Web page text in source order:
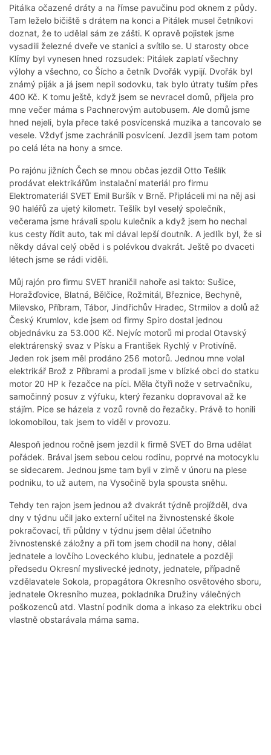
Pitálka očazené dráty a na římse pavučinu pod oknem z půdy.
Tam leželo bičiště s drátem na konci a Pitálek musel četníkovi
doznat, že to udělal sám ze zášti. K opravě pojistek jsme
vysadili železné dveře ve stanici a svítilo se. U starosty obce
Klímy byl vynesen hned rozsudek: Pitálek zaplatí všechny
výlohy a všechno, co Šícho a četník Dvořák vypijí. Dvořák byl
známý piják a já jsem nepil sodovku, tak bylo útraty tuším přes
400 Kč. K tomu ještě, když jsem se nevracel domů, přijela pro
mne večer máma s Pachnerovým autobusem. Ale domů jsme
hned nejeli, byla přece také posvícenská muzika a tancovalo se
vesele. Vždyť jsme zachránili posvícení. Jezdil jsem tam potom
po celá léta na hony a srnce.
Po rajónu jižních Čech se mnou občas jezdil Otto Tešlík
prodávat elektrikářům instalační materiál pro firmu
Elektromateriál SVET Emil Buršík v Brně. Připláceli mi na něj asi
90 haléřů za ujetý kilometr. Tešlík byl veselý společník,
večerama jsme hrávali spolu kulečník a když jsem ho nechal
kus cesty řídit auto, tak mi dával lepší doutník. A jedlík byl, že si
někdy dával celý oběd i s polévkou dvakrát. Ještě po dvaceti
létech jsme se rádi viděli.
Můj rajón pro firmu SVET hraničil nahoře asi takto: Sušice,
Horažďovice, Blatná, Bělčice, Rožmitál, Březnice, Bechyně,
Milevsko, Příbram, Tábor, Jindřichův Hradec, Strmilov a dolů až
Český Krumlov, kde jsem od firmy Spiro dostal jednou
objednávku za 53.000 Kč. Nejvíc motorů mi prodal Otavský
elektrárenský svaz v Písku a František Rychlý v Protivíně.
Jeden rok jsem měl prodáno 256 motorů. Jednou mne volal
elektrikář Brož z Příbrami a prodali jsme v blízké obci do statku
motor 20 HP k řezačce na píci. Měla čtyři nože v setrvačníku,
samočinný posuv z výfuku, který řezanku dopravoval až ke
stájím. Píce se házela z vozů rovně do řezačky. Právě to honili
lokomobilou, tak jsem to viděl v provozu.
Alespoň jednou ročně jsem jezdil k firmě SVET do Brna udělat
pořádek. Brával jsem sebou celou rodinu, poprvé na motocyklu
se sidecarem. Jednou jsme tam byli v zimě v únoru na plese
podniku, to už autem, na Vysočině byla spousta sněhu.
Tehdy ten rajon jsem jednou až dvakrát týdně projížděl, dva
dny v týdnu učil jako externí učitel na živnostenské škole
pokračovací, tři půldny v týdnu jsem dělal účetního
živnostenské záložny a při tom jsem chodil na hony, dělal
jednatele a lovčího Loveckého klubu, jednatele a později
předsedu Okresní myslivecké jednoty, jednatele, případně
vzdělavatele Sokola, propagátora Okresního osvětového sboru,
jednatele Okresního muzea, pokladníka Družiny válečných
poškozenců atd. Vlastní podnik doma a inkaso za elektriku obci
vlastně obstarávala máma sama.